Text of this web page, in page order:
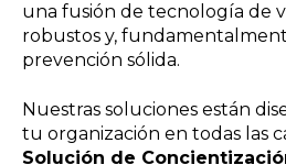
una fusión de tecnología de
robustos y,
prevención sólida.
Nuestras soluciones están
tu organización en todas las
Solución de